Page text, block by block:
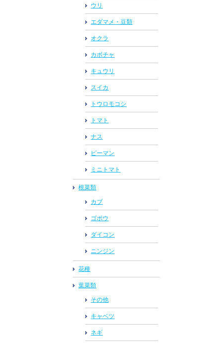
ウリ
エダマメ・豆類
オクラ
カボチャ
キュウリ
スイカ
トウロモコシ
トマト
ナス
ピーマン
ミニトマト
根菜類
カブ
ゴボウ
ダイコン
ニンジン
花種
葉菜類
その他
キャベツ
ネギ